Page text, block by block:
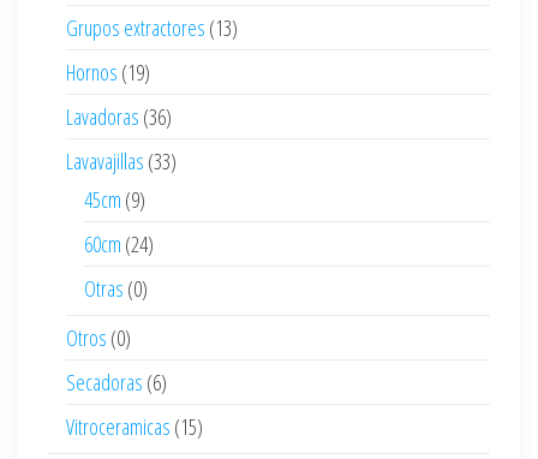
Grupos extractores (13)
Hornos (19)
Lavadoras (36)
Lavavajillas (33)
45cm (9)
60cm (24)
Otras (0)
Otros (0)
Secadoras (6)
Vitroceramicas (15)